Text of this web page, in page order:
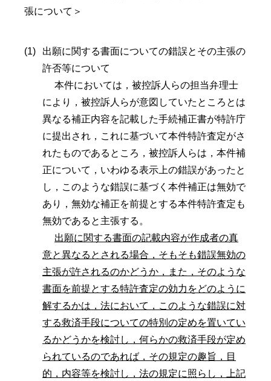
張について＞
出願に関する書面についての錯誤とその主張の
許否等について
本件においては，被控訴人らの担当弁理士
により，被控訴人らが意図していたところとは
異なる補正内容を記載した手続補正書が特許庁
に提出され，これに基づいて本件特許査定がさ
れたものであるところ，被控訴人らは，本件補
正について，いわゆる表示上の錯誤があったと
し，このような錯誤に基づく本件補正は無効で
あり，無効な補正を前提とする本件特許査定も
無効であると主張する。
出願に関する書面の記載内容が作成者の真
意と異なるとされる場合，そもそも錯誤無効の
主張が許されるのかどうか，また，そのような
書面を前提とする特許査定の効力をどのように
解するかは，法において，このような錯誤に対
する救済手段についての特別の定めを置いてい
るかどうかを検討し，何らかの救済手段が定め
られているのであれば，その規定の趣旨，目
的，内容等を検討し，法の規定に照らし，上記